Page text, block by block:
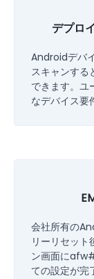
デプロ
Androidデバ
スキャンする
できます。ユ
なデバイス要
会社所有の
リーリセッ
ン画面に
ての設定が完